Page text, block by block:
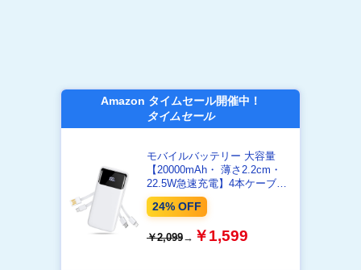
Amazon タイムセール開催中！
タイムセール
モバイルバッテリー 大容量
【20000mAh・ 薄さ2.2cm・
22.5W急速充電】4本ケーブル
内蔵 モバイルバッテリー 軽量
小型 4台同時充電 LED電量残
量表示 Type-C入出力ポート 携
帯充電器 スマホ 充電器 LEDラ
24% OFF
￥2,099→ ￥1,599